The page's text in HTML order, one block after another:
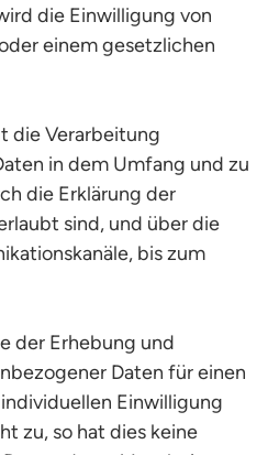
die Einwilligung von
einem gesetzlichen
die Verarbeitung
in dem Umfang und zu
die Erklärung der
sind, und über die
bis zum
der Erhebung und
Daten für einen
Einwilligung
zu, so hat dies keine